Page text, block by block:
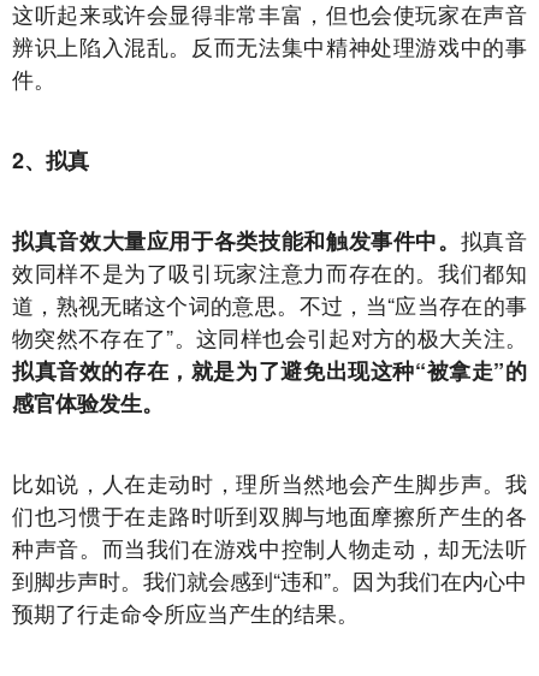
这听起来或许会显得非常丰富，但也会使玩家在声音
辨识上陷入混乱。反而无法集中精神处理游戏中的事
件。
2、拟真
拟真音效大量应用于各类技能和触发事件中。 拟真音
效同样不是为了吸引玩家注意力而存在的。我们都知
道，熟视无睹这个词的意思。不过，当“应当存在的事
物突然不存在了”。这同样也会引起对方的极大关注。
拟真音效的存在，就是为了避免出现这种“被拿走”的
感官体验发生。
比如说，人在走动时，理所当然地会产生脚步声。我
们也习惯于在走路时听到双脚与地面摩擦所产生的各
种声音。而当我们在游戏中控制人物走动，却无法听
到脚步声时。我们就会感到“违和”。因为我们在内心中
预期了行走命令所应当产生的结果。